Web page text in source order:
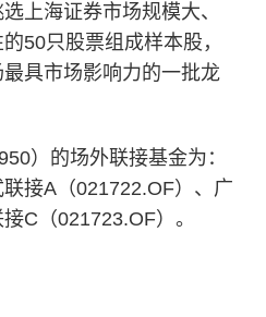
上海证券市场规模大、
50只股票组成样本股，
具市场影响力的一批龙
）的场外联接基金为：
接A（021722.OF）、广
C（021723.OF）。